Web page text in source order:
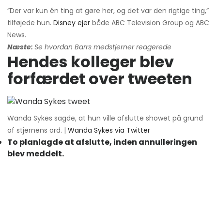
”Der var kun én ting at gøre her, og det var den rigtige ting,”
tilføjede hun. Disney ejer både ABC Television Group og ABC
News.
Næste: Se hvordan Barrs medstjerner reagerede
Hendes kolleger blev
forfærdet over tweeten
Wanda Sykes sagde, at hun ville afslutte showet på grund
af stjernens ord. | Wanda Sykes via Twitter
To planlagde at afslutte, inden annulleringen
blev meddelt.